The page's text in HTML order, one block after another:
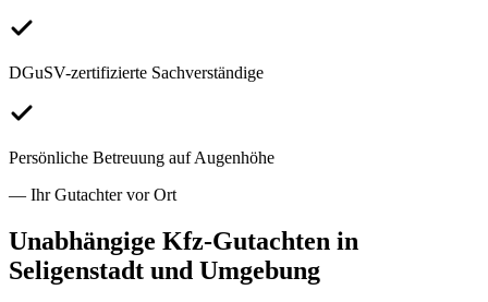
DGuSV-zertifizierte Sachverständige
Persönliche Betreuung auf Augenhöhe
— Ihr Gutachter vor Ort
Unabhängige Kfz-Gutachten in
Seligenstadt und Umgebung